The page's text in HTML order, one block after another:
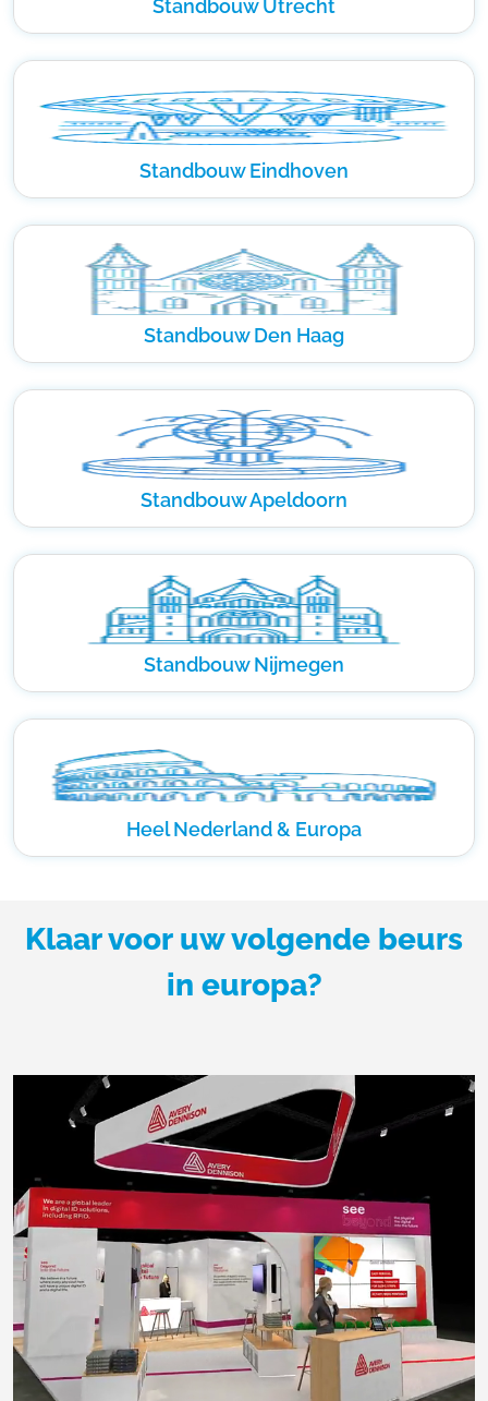
Standbouw Utrecht
Standbouw Eindhoven
Standbouw Den Haag
Standbouw Apeldoorn
Standbouw Nijmegen
Heel Nederland & Europa
Klaar voor uw volgende beurs
in europa?